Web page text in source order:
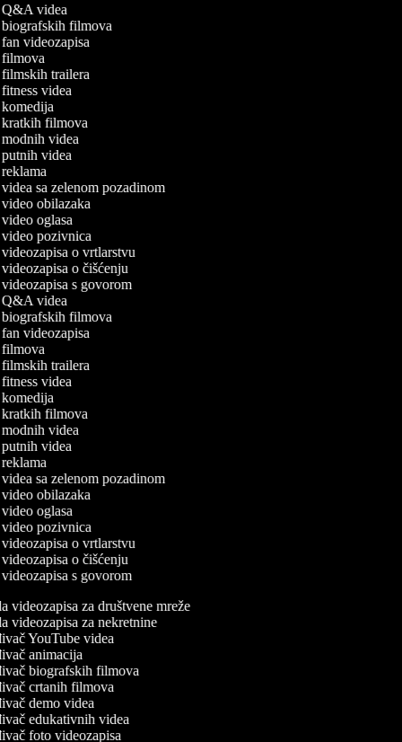
Q&A videa
biografskih filmova
fan videozapisa
filmova
filmskih trailera
fitness videa
komedija
kratkih filmova
modnih videa
putnih videa
reklama
videa sa zelenom pozadinom
video obilazaka
video oglasa
video pozivnica
videozapisa o vrtlarstvu
videozapisa o čišćenju
videozapisa s govorom
Q&A videa
biografskih filmova
fan videozapisa
filmova
filmskih trailera
fitness videa
komedija
kratkih filmova
modnih videa
putnih videa
reklama
videa sa zelenom pozadinom
video obilazaka
video oglasa
video pozivnica
videozapisa o vrtlarstvu
videozapisa o čišćenju
videozapisa s govorom
videozapisa za društvene mreže
videozapisa za nekretnine
YouTube videa
animacija
biografskih filmova
crtanih filmova
demo videa
edukativnih videa
foto videozapisa